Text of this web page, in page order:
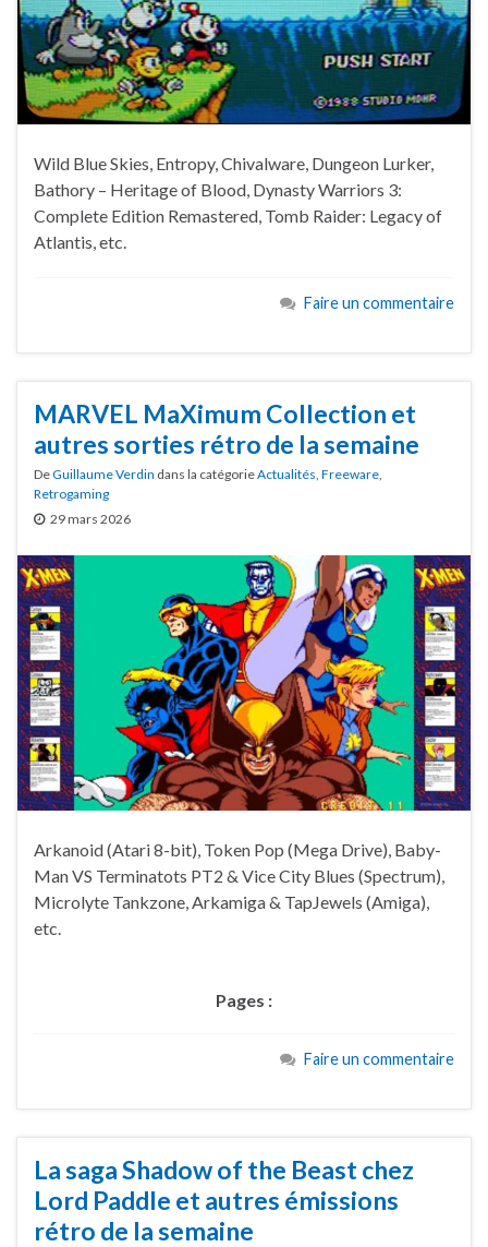
Wild Blue Skies, Entropy, Chivalware, Dungeon Lurker,
Bathory – Heritage of Blood, Dynasty Warriors 3:
Complete Edition Remastered, Tomb Raider: Legacy of
Atlantis, etc.
Faire un commentaire
MARVEL MaXimum Collection et
autres sorties rétro de la semaine
DeGuillaume Verdin dans la catégorieActualités Freeware
Retrogaming
29 mars 2026
Arkanoid (Atari 8-bit), Token Pop (Mega Drive), Baby-
Man VS Terminatots PT2 & Vice City Blues (Spectrum),
Microlyte Tankzone, Arkamiga & TapJewels (Amiga),
etc.
Pages :
Faire un commentaire
La saga Shadow of the Beast chez
Lord Paddle et autres émissions
rétro de la semaine